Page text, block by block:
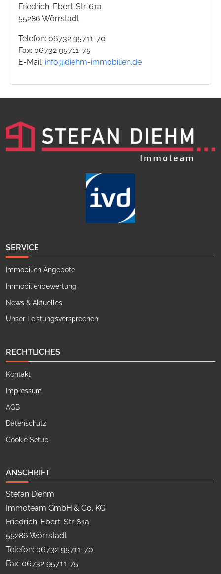
Friedrich-Ebert-Str. 61a
55286 Wörrstadt
Telefon: 06732 95711-70
Fax: 06732 95711-75
E-Mail: info@diehm-immobilien.de
SERVICE
Immobilien Angebote
Immobilienbewertung
News & Aktuelles
Unser Leistungsversprechen
RECHTLICHES
Kontakt
Impressum
AGB
Datenschutz
Cookie Setup
ANSCHRIFT
Stefan Diehm
Immoteam GmbH & Co. KG
Friedrich-Ebert-Str. 61a
55286 Wörrstadt
Telefon: 06732 95711-70
Fax: 06732 95711-75